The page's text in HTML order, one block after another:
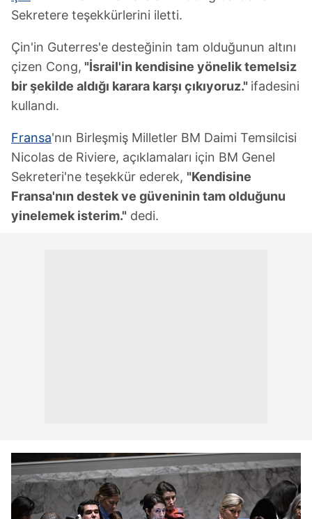
Sekretere teşekkürlerini iletti.
Çin'in Guterres'e desteğinin tam olduğunun altını
çizen Cong, "İsrail'in kendisine yönelik temelsiz
bir şekilde aldığı karara karşı çıkıyoruz." ifadesini
kullandı.
Fransa'nın Birleşmiş Milletler BM Daimi Temsilcisi
Nicolas de Riviere, açıklamaları için BM Genel
Sekreteri'ne teşekkür ederek, "Kendisine
Fransa'nın destek ve güveninin tam olduğunu
yinelemek isterim." dedi.